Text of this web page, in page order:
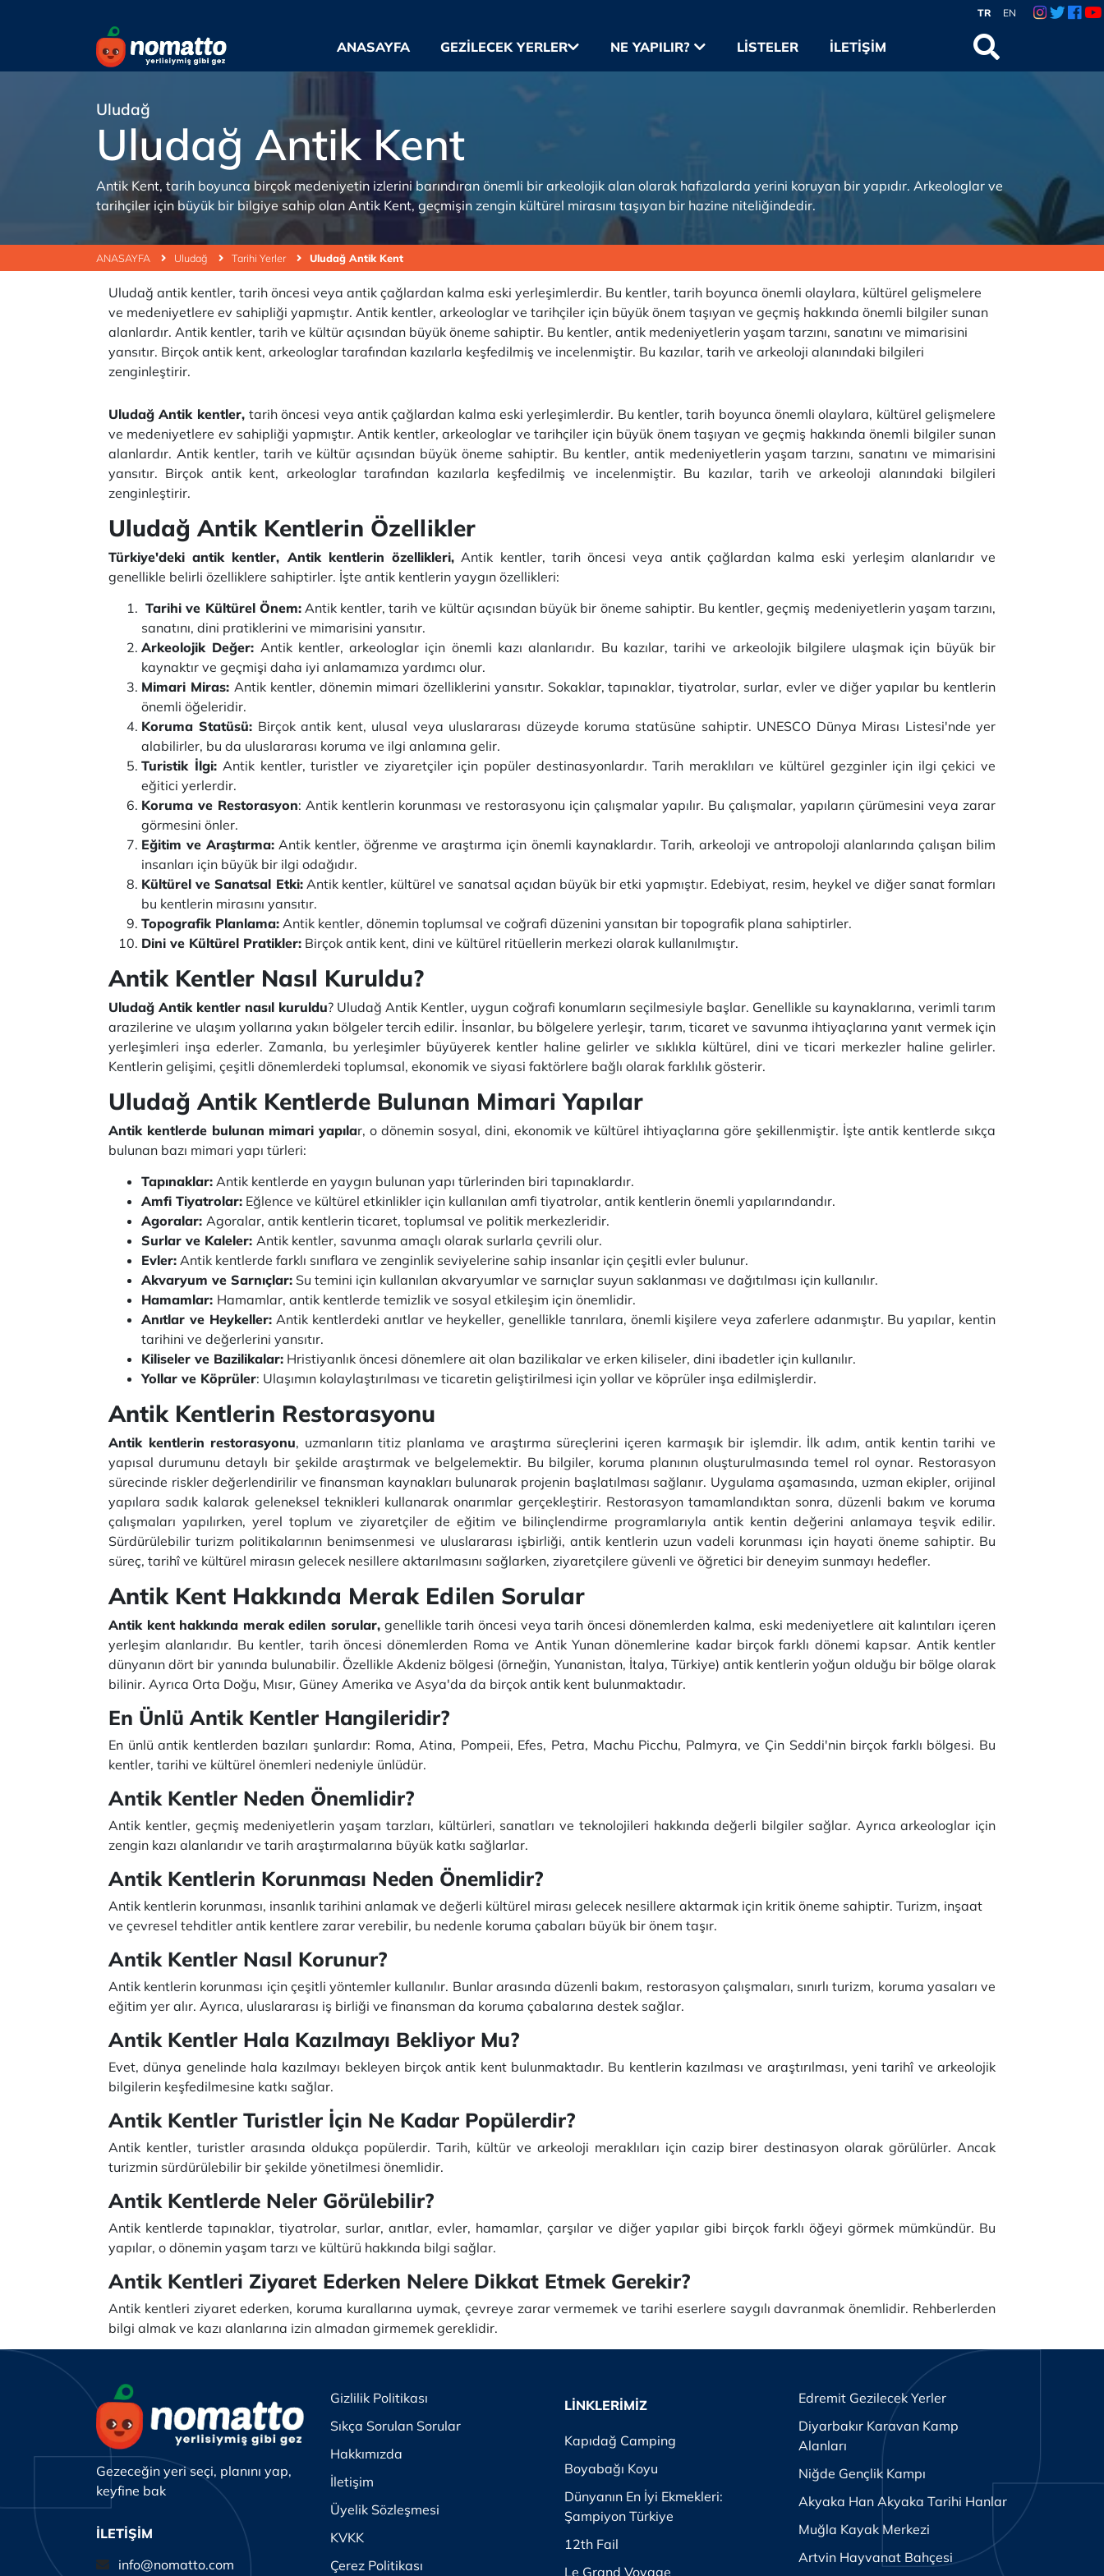
TR EN
ANASAYFA GEZILECEK YERLER NE YAPILIR? LISTELER İLETIŞIM
ANASAYFA Uludağ Tarihi Yerler Uludağ Antik Kent
Uludağ
Uludağ Antik Kent
Antik Kent, tarih boyunca birçok medeniyetin izlerini barındıran önemli bir arkeolojik alan olarak hafızalarda yerini koruyan bir yapıdır. Arkeologlar ve
tarihçiler için büyük bir bilgiye sahip olan Antik Kent, geçmişin zengin kültürel mirasını taşıyan bir hazine niteliğindedir.
Uludağ antik kentler, tarih öncesi veya antik çağlardan kalma eski yerleşimlerdir. Bu kentler, tarih boyunca önemli olaylara, kültürel gelişmelere
ve medeniyetlere ev sahipliği yapmıştır. Antik kentler, arkeologlar ve tarihçiler için büyük önem taşıyan ve geçmiş hakkında önemli bilgiler sunan
alanlardır. Antik kentler, tarih ve kültür açısından büyük öneme sahiptir. Bu kentler, antik medeniyetlerin yaşam tarzını, sanatını ve mimarisini
yansıtır. Birçok antik kent, arkeologlar tarafından kazılarla keşfedilmiş ve incelenmiştir. Bu kazılar, tarih ve arkeoloji alanındaki bilgileri
zenginleştirir.
Uludağ Antik kentler, tarih öncesi veya antik çağlardan kalma eski yerleşimlerdir. Bu kentler, tarih boyunca önemli olaylara, kültürel gelişmelere
ve medeniyetlere ev sahipliği yapmıştır. Antik kentler, arkeologlar ve tarihçiler için büyük önem taşıyan ve geçmiş hakkında önemli bilgiler sunan
alanlardır. Antik kentler, tarih ve kültür açısından büyük öneme sahiptir. Bu kentler, antik medeniyetlerin yaşam tarzını, sanatını ve mimarisini
yansıtır. Birçok antik kent, arkeologlar tarafından kazılarla keşfedilmiş ve incelenmiştir. Bu kazılar, tarih ve arkeoloji alanındaki bilgileri
zenginleştirir.
Uludağ Antik Kentlerin Özellikler
Türkiye'deki antik kentler, Antik kentlerin özellikleri, Antik kentler, tarih öncesi veya antik çağlardan kalma eski yerleşim alanlarıdır ve
genellikle belirli özelliklere sahiptirler. İşte antik kentlerin yaygın özellikleri:
Tarihi ve Kültürel Önem:Antik kentler, tarih ve kültür açısından büyük bir öneme sahiptir. Bu kentler, geçmiş medeniyetlerin yaşam tarzını,
sanatını, dini pratiklerini ve mimarisini yansıtır.
Arkeolojik Değer: Antik kentler, arkeologlar için önemli kazı alanlarıdır. Bu kazılar, tarihi ve arkeolojik bilgilere ulaşmak için büyük bir
kaynaktır ve geçmişi daha iyi anlamamıza yardımcı olur.
Mimari Miras: Antik kentler, dönemin mimari özelliklerini yansıtır. Sokaklar, tapınaklar, tiyatrolar, surlar, evler ve diğer yapılar bu kentlerin
önemli öğeleridir.
Koruma Statüsü: Birçok antik kent, ulusal veya uluslararası düzeyde koruma statüsüne sahiptir. UNESCO Dünya Mirası Listesi'nde yer
alabilirler, bu da uluslararası koruma ve ilgi anlamına gelir.
Turistik İlgi: Antik kentler, turistler ve ziyaretçiler için popüler destinasyonlardır. Tarih meraklıları ve kültürel gezginler için ilgi çekici ve
eğitici yerlerdir.
Koruma ve Restorasyon: Antik kentlerin korunması ve restorasyonu için çalışmalar yapılır. Bu çalışmalar, yapıların çürümesini veya zarar
görmesini önler.
Eğitim ve Araştırma: Antik kentler, öğrenme ve araştırma için önemli kaynaklardır. Tarih, arkeoloji ve antropoloji alanlarında çalışan bilim
insanları için büyük bir ilgi odağıdır.
Kültürel ve Sanatsal Etki:Antik kentler, kültürel ve sanatsal açıdan büyük bir etki yapmıştır. Edebiyat, resim, heykel ve diğer sanat formları
bu kentlerin mirasını yansıtır.
Topografik Planlama: Antik kentler, dönemin toplumsal ve coğrafi düzenini yansıtan bir topografik plana sahiptirler.
Dini ve Kültürel Pratikler: Birçok antik kent, dini ve kültürel ritüellerin merkezi olarak kullanılmıştır.
Antik Kentler Nasıl Kuruldu?
Uludağ Antik kentler nasıl kuruldu? Uludağ Antik Kentler, uygun coğrafi konumların seçilmesiyle başlar. Genellikle su kaynaklarına, verimli tarım
arazilerine ve ulaşım yollarına yakın bölgeler tercih edilir. İnsanlar, bu bölgelere yerleşir, tarım, ticaret ve savunma ihtiyaçlarına yanıt vermek için
yerleşimleri inşa ederler. Zamanla, bu yerleşimler büyüyerek kentler haline gelirler ve sıklıkla kültürel, dini ve ticari merkezler haline gelirler.
Kentlerin gelişimi, çeşitli dönemlerdeki toplumsal, ekonomik ve siyasi faktörlere bağlı olarak farklılık gösterir.
Uludağ Antik Kentlerde Bulunan Mimari Yapılar
Antik kentlerde bulunan mimari yapılar, o dönemin sosyal, dini, ekonomik ve kültürel ihtiyaçlarına göre şekillenmiştir. İşte antik kentlerde sıkça
bulunan bazı mimari yapı türleri:
Tapınaklar: Antik kentlerde en yaygın bulunan yapı türlerinden biri tapınaklardır.
Amfi Tiyatrolar: Eğlence ve kültürel etkinlikler için kullanılan amfi tiyatrolar, antik kentlerin önemli yapılarındandır.
Agoralar: Agoralar, antik kentlerin ticaret, toplumsal ve politik merkezleridir.
Surlar ve Kaleler: Antik kentler, savunma amaçlı olarak surlarla çevrili olur.
Evler: Antik kentlerde farklı sınıflara ve zenginlik seviyelerine sahip insanlar için çeşitli evler bulunur.
Akvaryum ve Sarnıçlar: Su temini için kullanılan akvaryumlar ve sarnıçlar suyun saklanması ve dağıtılması için kullanılır.
Hamamlar: Hamamlar, antik kentlerde temizlik ve sosyal etkileşim için önemlidir.
Anıtlar ve Heykeller: Antik kentlerdeki anıtlar ve heykeller, genellikle tanrılara, önemli kişilere veya zaferlere adanmıştır. Bu yapılar, kentin
tarihini ve değerlerini yansıtır.
Kiliseler ve Bazilikalar: Hristiyanlık öncesi dönemlere ait olan bazilikalar ve erken kiliseler, dini ibadetler için kullanılır.
Yollar ve Köprüler: Ulaşımın kolaylaştırılması ve ticaretin geliştirilmesi için yollar ve köprüler inşa edilmişlerdir.
Antik Kentlerin Restorasyonu
Antik kentlerin restorasyonu, uzmanların titiz planlama ve araştırma süreçlerini içeren karmaşık bir işlemdir. İlk adım, antik kentin tarihi ve
yapısal durumunu detaylı bir şekilde araştırmak ve belgelemektir. Bu bilgiler, koruma planının oluşturulmasında temel rol oynar. Restorasyon
sürecinde riskler değerlendirilir ve finansman kaynakları bulunarak projenin başlatılması sağlanır. Uygulama aşamasında, uzman ekipler, orijinal
yapılara sadık kalarak geleneksel teknikleri kullanarak onarımlar gerçekleştirir. Restorasyon tamamlandıktan sonra, düzenli bakım ve koruma
çalışmaları yapılırken, yerel toplum ve ziyaretçiler de eğitim ve bilinçlendirme programlarıyla antik kentin değerini anlamaya teşvik edilir.
Sürdürülebilir turizm politikalarının benimsenmesi ve uluslararası işbirliği, antik kentlerin uzun vadeli korunması için hayati öneme sahiptir. Bu
süreç, tarihî ve kültürel mirasın gelecek nesillere aktarılmasını sağlarken, ziyaretçilere güvenli ve öğretici bir deneyim sunmayı hedefler.
Antik Kent Hakkında Merak Edilen Sorular
Antik kent hakkında merak edilen sorular, genellikle tarih öncesi veya tarih öncesi dönemlerden kalma, eski medeniyetlere ait kalıntıları içeren
yerleşim alanlarıdır. Bu kentler, tarih öncesi dönemlerden Roma ve Antik Yunan dönemlerine kadar birçok farklı dönemi kapsar. Antik kentler
dünyanın dört bir yanında bulunabilir. Özellikle Akdeniz bölgesi (örneğin, Yunanistan, İtalya, Türkiye) antik kentlerin yoğun olduğu bir bölge olarak
bilinir. Ayrıca Orta Doğu, Mısır, Güney Amerika ve Asya'da da birçok antik kent bulunmaktadır.
En Ünlü Antik Kentler Hangileridir?
En ünlü antik kentlerden bazıları şunlardır: Roma, Atina, Pompeii, Efes, Petra, Machu Picchu, Palmyra, ve Çin Seddi'nin birçok farklı bölgesi. Bu
kentler, tarihi ve kültürel önemleri nedeniyle ünlüdür.
Antik Kentler Neden Önemlidir?
Antik kentler, geçmiş medeniyetlerin yaşam tarzları, kültürleri, sanatları ve teknolojileri hakkında değerli bilgiler sağlar. Ayrıca arkeologlar için
zengin kazı alanlarıdır ve tarih araştırmalarına büyük katkı sağlarlar.
Antik Kentlerin Korunması Neden Önemlidir?
Antik kentlerin korunması, insanlık tarihini anlamak ve değerli kültürel mirası gelecek nesillere aktarmak için kritik öneme sahiptir. Turizm, inşaat
ve çevresel tehditler antik kentlere zarar verebilir, bu nedenle koruma çabaları büyük bir önem taşır.
Antik Kentler Nasıl Korunur?
Antik kentlerin korunması için çeşitli yöntemler kullanılır. Bunlar arasında düzenli bakım, restorasyon çalışmaları, sınırlı turizm, koruma yasaları ve
eğitim yer alır. Ayrıca, uluslararası iş birliği ve finansman da koruma çabalarına destek sağlar.
Antik Kentler Hala Kazılmayı Bekliyor Mu?
Evet, dünya genelinde hala kazılmayı bekleyen birçok antik kent bulunmaktadır. Bu kentlerin kazılması ve araştırılması, yeni tarihî ve arkeolojik
bilgilerin keşfedilmesine katkı sağlar.
Antik Kentler Turistler İçin Ne Kadar Popülerdir?
Antik kentler, turistler arasında oldukça popülerdir. Tarih, kültür ve arkeoloji meraklıları için cazip birer destinasyon olarak görülürler. Ancak
turizmin sürdürülebilir bir şekilde yönetilmesi önemlidir.
Antik Kentlerde Neler Görülebilir?
Antik kentlerde tapınaklar, tiyatrolar, surlar, anıtlar, evler, hamamlar, çarşılar ve diğer yapılar gibi birçok farklı öğeyi görmek mümkündür. Bu
yapılar, o dönemin yaşam tarzı ve kültürü hakkında bilgi sağlar.
Antik Kentleri Ziyaret Ederken Nelere Dikkat Etmek Gerekir?
Antik kentleri ziyaret ederken, koruma kurallarına uymak, çevreye zarar vermemek ve tarihi eserlere saygılı davranmak önemlidir. Rehberlerden
bilgi almak ve kazı alanlarına izin almadan girmemek gereklidir.
Gezeceğin yeri seçi, planını yap,
keyfine bak
İLETİŞİM
info@nomatto.com
Gizlilik Politikası
Sıkça Sorulan Sorular
Hakkımızda
İletişim
Üyelik Sözleşmesi
KVKK
Çerez Politikası
LİNKLERİMİZ
Kapıdağ Camping
Boyabağı Koyu
Dünyanın En İyi Ekmekleri:
Şampiyon Türkiye
12th Fail
Le Grand Voyage
Edremit Gezilecek Yerler
Diyarbakır Karavan Kamp
Alanları
Niğde Gençlik Kampı
Akyaka Han Akyaka Tarihi Hanlar
Muğla Kayak Merkezi
Artvin Hayvanat Bahçesi